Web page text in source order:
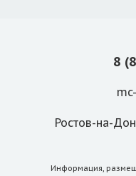
8
Ростов-на-
Информация,